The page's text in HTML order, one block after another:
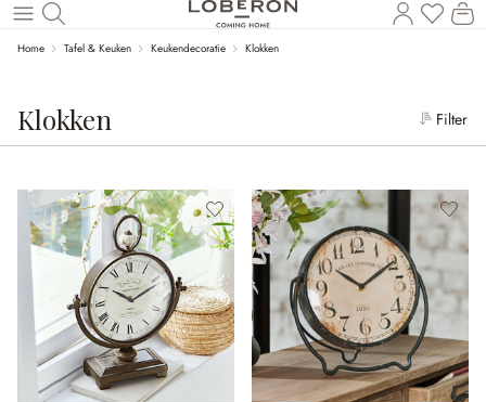
Naar de hoofdinhoud
Home Tafel & Keuken Keukendecoratie Klokken
Klokken Filter